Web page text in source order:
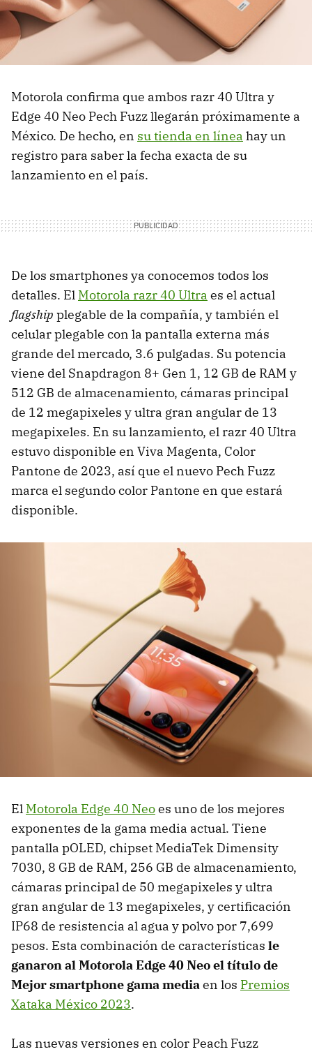
Motorola confirma que ambos razr 40 Ultra y
Edge 40 Neo Pech Fuzz llegarán próximamente a
México. De hecho, en su tienda en línea hay un
registro para saber la fecha exacta de su
lanzamiento en el país.
De los smartphones ya conocemos todos los
detalles. El Motorola razr 40 Ultra es el actual
flagship plegable de la compañía, y también el
celular plegable con la pantalla externa más
grande del mercado, 3.6 pulgadas. Su potencia
viene del Snapdragon 8+ Gen 1, 12 GB de RAM y
512 GB de almacenamiento, cámaras principal
de 12 megapixeles y ultra gran angular de 13
megapixeles. En su lanzamiento, el razr 40 Ultra
estuvo disponible en Viva Magenta, Color
Pantone de 2023, así que el nuevo Pech Fuzz
marca el segundo color Pantone en que estará
disponible.
El Motorola Edge 40 Neoes uno de los mejores
exponentes de la gama media actual. Tiene
pantalla pOLED, chipset MediaTek Dimensity
7030, 8 GB de RAM, 256 GB de almacenamiento,
cámaras principal de 50 megapixeles y ultra
gran angular de 13 megapixeles, y certificación
IP68 de resistencia al agua y polvo por 7,699
pesos. Esta combinación de características le
ganaron al Motorola Edge 40 Neo el título de
Mejor smartphone gama mediaen los Premios
Xataka México 2023.
Las nuevas versiones en color Peach Fuzz